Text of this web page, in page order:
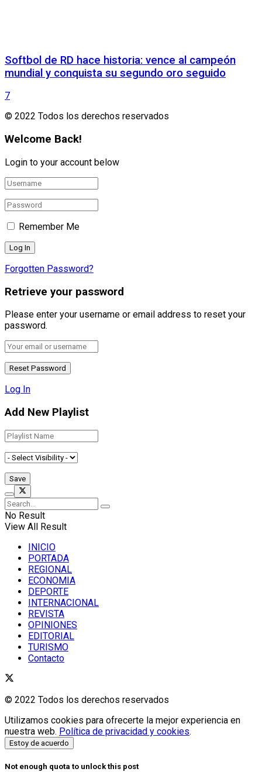
Softbol de RD hace historia: vence al campeón
mundial y conquista su segundo oro seguido
7
© 2022 Todos los derechos reservados
Welcome Back!
Login to your account below
Remember Me
Forgotten Password?
Retrieve your password
Please enter your username or email address to reset your
password.
Log In
Add New Playlist
No Result
View All Result
INICIO
PORTADA
REGIONAL
ECONOMIA
DEPORTE
INTERNACIONAL
REVISTA
OPINIONES
EDITORIAL
TURISMO
Contacto
© 2022 Todos los derechos reservados
Utilizamos cookies para ofrecerte la mejor experiencia en
nuestra web. Política de privacidad y cookies.
Estoy de acuerdo
Not enough quota to unlock this post